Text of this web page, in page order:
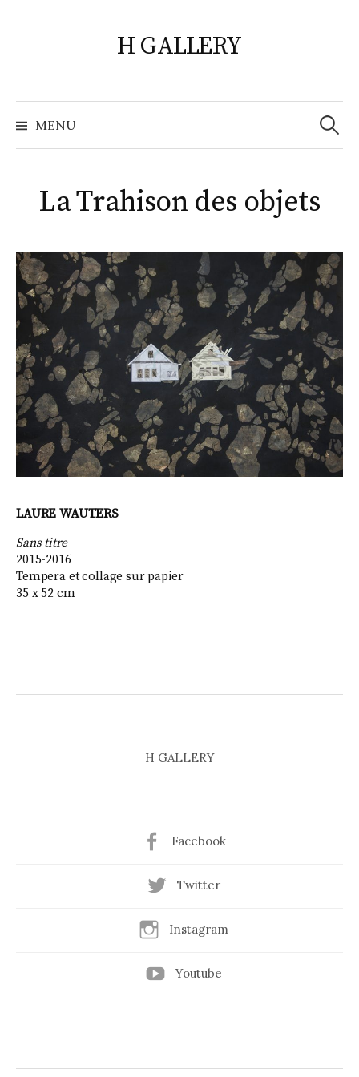
H GALLERY
MENU
Search
for:
La Trahison des objets
LAURE WAUTERS
Sans titre
2015-2016
Tempera et collage sur papier
35 x 52 cm
H GALLERY
Facebook
Twitter
Instagram
Youtube